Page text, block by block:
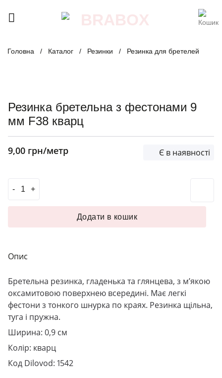
Головна / Каталог / Резинки / Резинка для бретелей
Резинка бретельна з фестонами 9
мм F38 кварц
9,00 грн/метр Є в наявності
Опис
Бретельна резинка, гладенька та глянцева, з м’якою
оксамитовою поверхнею всередині. Має легкі
фестони з тонкого шнурка по краях. Резинка щільна,
туга і пружна.
Ширина: 0,9 см
Колір: кварц
Код Dilovod: 1542
Резинка бретельна з фестонами 9 мм F38 кварц
Додати в кошик